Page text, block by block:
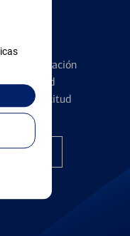
administración
identidad
una solicitud